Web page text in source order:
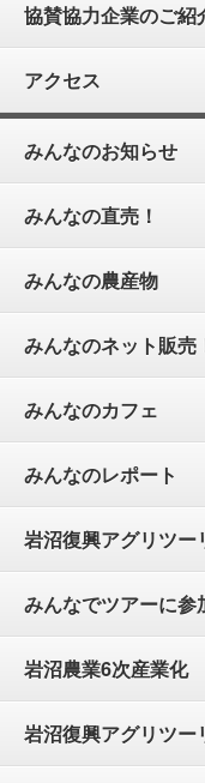
協賛協力企業のご紹
アクセス
みんなのお知らせ
みんなの直売！
みんなの農産物
みんなのネット販売
みんなのカフェ
みんなのレポート
岩沼復興アグリツー
みんなでツアーに参
岩沼農業6次産業化
岩沼復興アグリツー